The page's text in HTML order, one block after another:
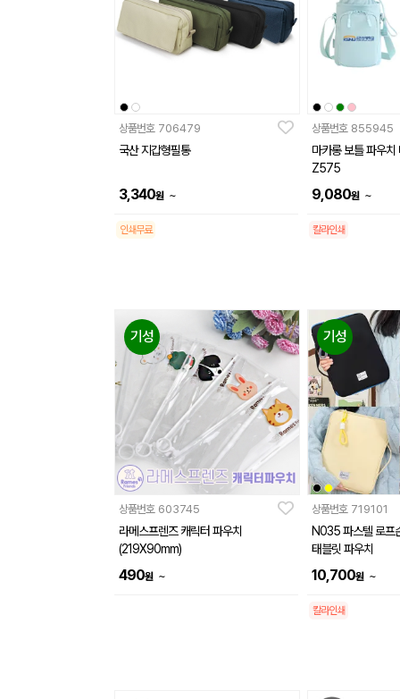
상품번호 706479
국산 지갑형필통
3,340원 ~
인쇄무료
상품번호 855945
마카롱 보틀 파우
Z575
9,080원 ~
칼라인쇄
기성
상품번호 603745
라메스프렌즈 캐릭터 파우치
(219X90mm)
490원 ~
기성
상품번호 719101
N035 파스텔 로프
태블릿 파우치
10,700원 ~
칼라인쇄